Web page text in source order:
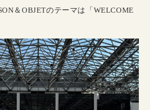
＆OBJETのテーマは「WELCOME